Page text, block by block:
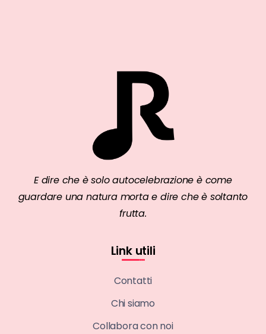
E dire che è solo autocelebrazione è come
guardare una natura morta e dire che è soltanto
frutta.
Link utili
Contatti
Chi siamo
Collabora con noi